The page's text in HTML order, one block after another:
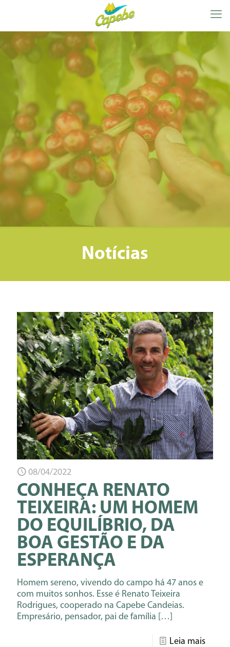
Notícias
08/04/2022
CONHEÇA RENATO
TEIXEIRA: UM HOMEM
DO EQUILÍBRIO, DA
BOA GESTÃO E DA
ESPERANÇA
Homem sereno, vivendo do campo há 47 anos e
com muitos sonhos. Esse é Renato Teixeira
Rodrigues, cooperado na Capebe Candeias.
Empresário, pensador, pai de família […]
Leia mais